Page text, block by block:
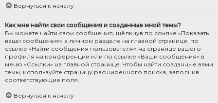
Вернуться к началу
Как мне найти свои сообщения и созданные мной темы?
Вы можете найти свои сообщения, щёлкнув по ссылке «Показать
ваши сообщения» в личном разделе на главной странице, по
ссылке «Найти сообщения пользователя» на странице вашего
профиля на конференции или по ссылке «Ваши сообщения» в
меню «Ссылки» на главной странице. Чтобы найти созданные вами
темы, используйте страницу расширенного поиска, заполнив
соответствующие поля.
Вернуться к началу